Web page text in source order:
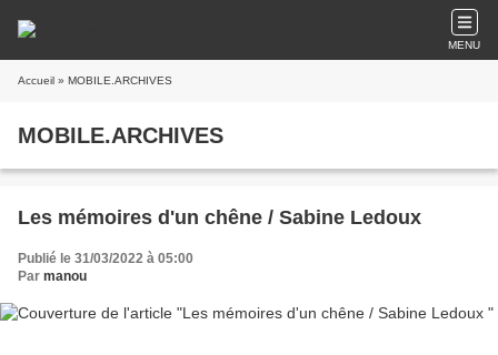
MENU
Accueil » MOBILE.ARCHIVES
MOBILE.ARCHIVES
Les mémoires d'un chêne / Sabine Ledoux
Publié le 31/03/2022 à 05:00
Par manou